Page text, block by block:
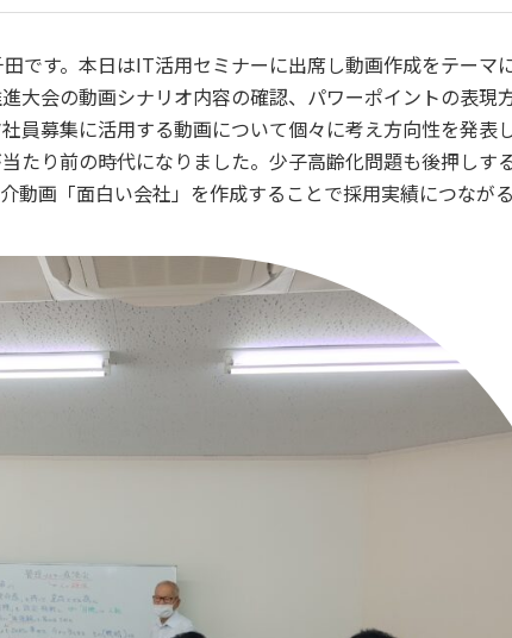
です。本日はIT活用セミナーに出席し動画作成をテーマ
大会の動画シナリオ内容の確認、パワーポイントの表現
員募集に活用する動画について個々に考え方向性を発表
たり前の時代になりました。少子高齢化問題も後押しする
動画「面白い会社」を作成することで採用実績につなが